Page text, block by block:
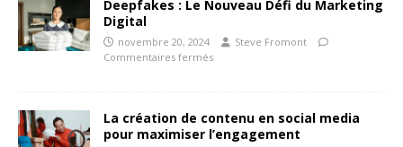
Deepfakes : Le Nouveau Défi du Marketing
Digital
novembre 20, 2024
Steve Fromont
Commentaires fermés
La création de contenu en social media
pour maximiser l’engagement